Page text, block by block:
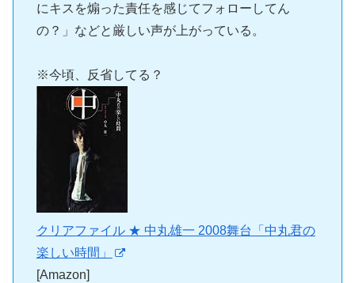
にキスを煽った責任を感じてフォローしてん
の？」などと厳しい声が上がっている。
※今頃、反省してる？
クリアファイル ★ 中丸雄一 2008舞台「中丸君の
楽しい時間」
[Amazon]